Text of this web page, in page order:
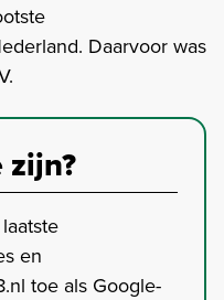
Daarvoor was
en
toe als Google-